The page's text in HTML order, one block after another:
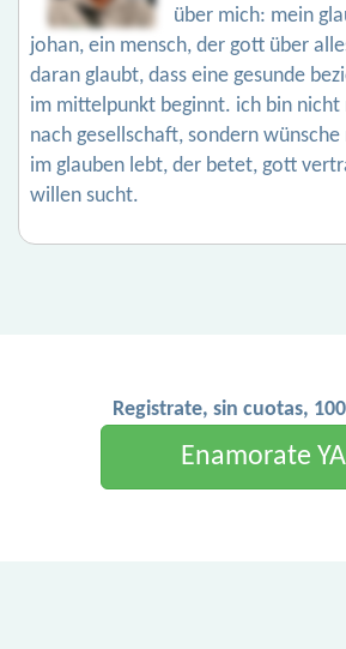
über mich: mein
johan, ein mensch, der gott über
daran glaubt, dass eine gesunde
im mittelpunkt beginnt. ich bin nicht
nach gesellschaft, sondern
im glauben lebt, der betet, gott
willen sucht.
Registrate, sin cuotas,
Enamorate